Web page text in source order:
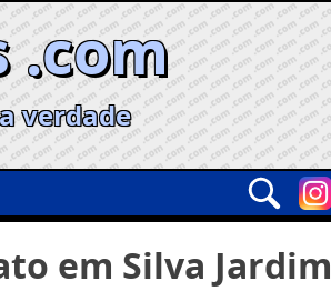
.com
verdade
em Silva Jardim